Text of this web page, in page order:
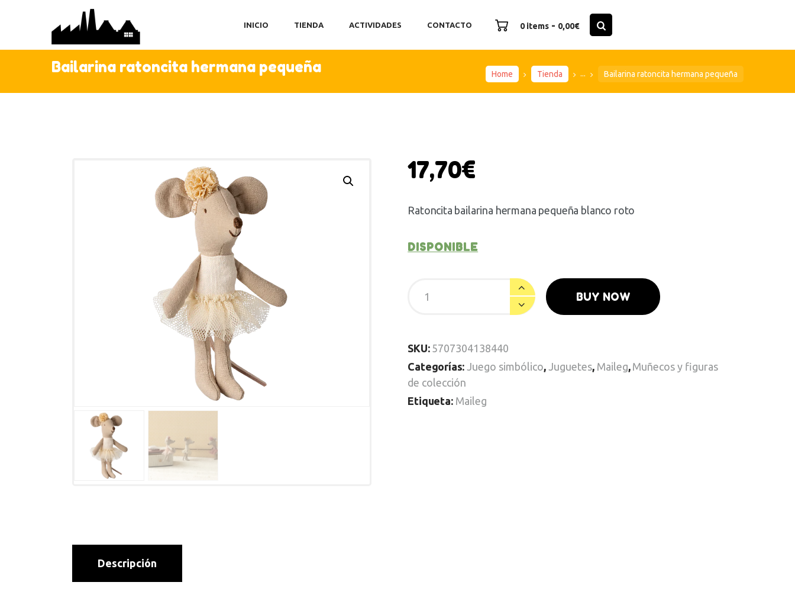
INICIO TIENDA ACTIVIDADES CONTACTO 0 items - 0,00€
Bailarina ratoncita hermana pequeña Home Tienda ... Bailarina ratoncita hermana pequeña
TIENDA
ACTIVIDADES
CONTACTO
17,70€
Ratoncita bailarina hermana pequeña blanco roto
DISPONIBLE
BUY NOW
SKU: 5707304138440
Categorías:Juego simbólico, Juguetes, Maileg, Muñecos y figuras
de colección
Etiqueta: Maileg
Descripción